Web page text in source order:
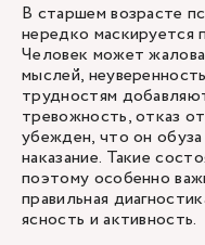
В старшем возрасте
нередко маскируется
Человек может
мыслей,
трудностям
тревожность, отказ
убежден, что он
наказание. Такие
поэтому особенно
правильная
ясность и активность.